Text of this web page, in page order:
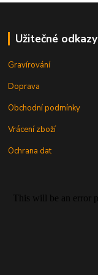
Užitečné odkazy
Gravírování
Doprava
Obchodní podmínky
Vrácení zboží
Ochrana dat